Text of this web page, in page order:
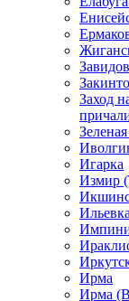
Заход
Игарка
Измир
Ильевка
Ирма
Ирма